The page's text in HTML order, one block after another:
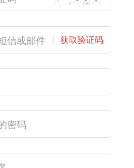
获取验证码